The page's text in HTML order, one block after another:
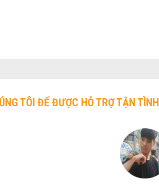
TÔI ĐỂ ĐƯỢC HỖ TRỢ TẬN TÌNH